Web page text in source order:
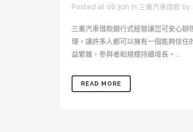
Posted at 06:30h in 三重汽車借款 by
三重汽車借款銀行式經營讓您可安心
理，讓許多人都可以擁有一個能夠信任
益繁雜，參與者和規模持續增長。...
READ MORE